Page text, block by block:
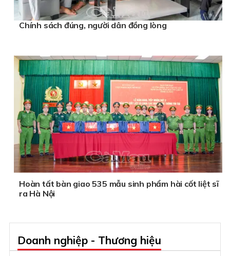
Chính sách đúng, người dân đồng lòng
Hoàn tất bàn giao 535 mẫu sinh phẩm hài cốt liệt sĩ
ra Hà Nội
Doanh nghiệp - Thương hiệu